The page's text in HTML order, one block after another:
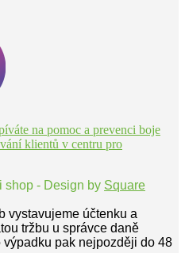
na pomoc a prevenci boje
klientů v centru pro
shop - Design by Square
vystavujeme účtenku a
tržbu u správce daně
pak nejpozději do 48